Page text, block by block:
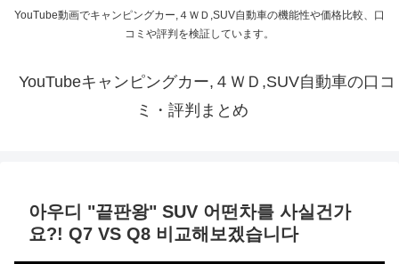
YouTube動画でキャンピングカー,４ＷＤ,SUV自動車の機能性や価格比較、口
コミや評判を検証しています。
YouTubeキャンピングカー,４ＷＤ,SUV自動車の口コ
ミ・評判まとめ
아우디 "끝판왕" SUV 어떤차를 사실건가
요?! Q7 VS Q8 비교해보겠습니다